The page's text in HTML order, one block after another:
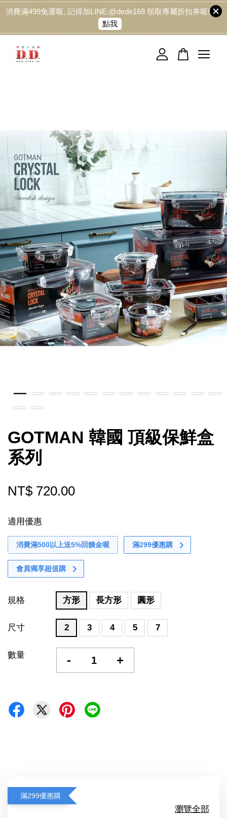
消費滿499免運喔, 記得加LINE:@dede168 領取專屬折扣券喔!
點我
GOTMAN 韓國 頂級保鮮盒
系列
NT$ 720.00
適用優惠
消費滿500以上送5%回饋金喔 滿299優惠購
會員獨享超值購
規格 方形 長方形 圓形
尺寸 2 3 4 5 7
數量 - +
滿299優惠購
瀏覽全部
您的購物車目前還是空的。